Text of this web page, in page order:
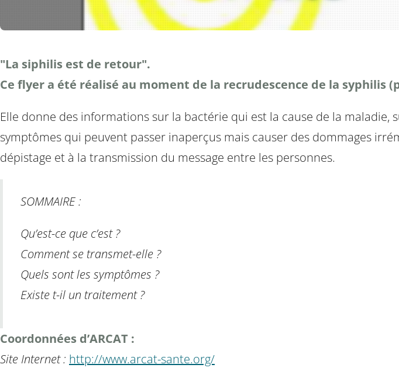
"La siphilis est de retour".
Ce flyer a été réalisé au moment de la recrudescence de la syphilis
Elle donne des informations sur la bactérie qui est la cause de la
symptômes qui peuvent passer inaperçus mais causer des dommages
dépistage et à la transmission du message entre les personnes.
SOMMAIRE :
Qu’est-ce que c’est ?
Comment se transmet-elle ?
Quels sont les symptômes ?
Existe t-il un traitement ?
Coordonnées d’ARCAT :
Site Internet : http://www.arcat-sante.org/